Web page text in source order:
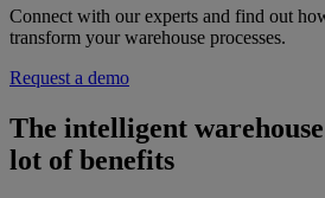
Connect with our experts and find out
transform your warehouse processes.
Request a demo
The intelligent
lot of benefits